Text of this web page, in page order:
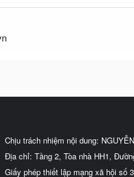
Chịu trách nhiệm nội dung:
Địa chỉ: Tầng 2, Tòa nhà HH1,
Giấy phép thiết lập mạng xã hội số